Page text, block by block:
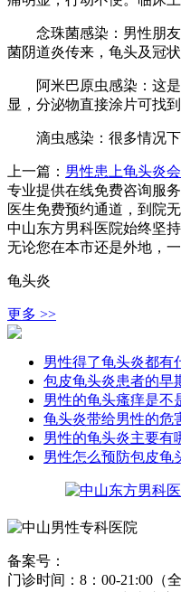
念珠菌感染：男性朋友
菌阴道炎传来，龟头及冠
阿米巴原虫感染：这是
显，分泌物直接涂片可找到
滴虫感染：很多情况下
上一篇： 男性患上龟头炎
专业提供在线免费咨询服
医生免费预约通道，到院
中山东方男科医院始终坚
无论您在本市还是外地，
龟头炎
更多 >>
男性得了龟头炎都有
包皮龟头炎患者的早
男性的龟头瘙痒是不
龟头炎带给男性的危
男性的龟头炎主要有
男性怎么预防包皮龟
备案号：
门诊时间：8：00-21:00（